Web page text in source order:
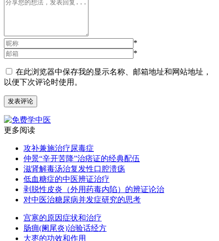
*
*
在此浏览器中保存我的显示名称、邮箱地址和网站地址，
以便下次评论时使用。
更多阅读
攻补兼施治疗尿毒症
仲景“辛开苦降”治痞证的经典配伍
滋肾解毒汤治复发性口腔溃疡
低血糖症的中医辨证治疗
剥脱性皮炎（外用药毒内陷）的辨证论治
对中医治糖尿病并发症研究的思考
宫寒的原因症状和治疗
肠痈(阑尾炎)治验话经方
大枣的功效和作用